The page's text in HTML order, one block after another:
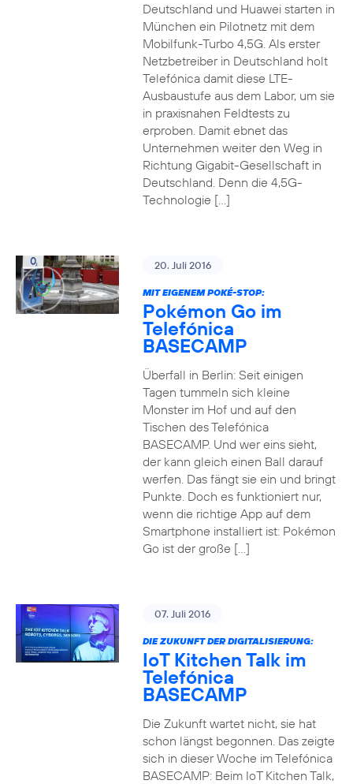
Deutschland und Huawei starten in
München ein Pilotnetz mit dem
Mobilfunk-Turbo 4,5G. Als erster
Netzbetreiber in Deutschland holt
Telefónica damit diese LTE-
Ausbaustufe aus dem Labor, um sie
in praxisnahen Feldtests zu
erproben. Damit ebnet das
Unternehmen weiter den Weg in
Richtung Gigabit-Gesellschaft in
Deutschland. Denn die 4,5G-
Technologie […]
20. Juli 2016
MIT EIGENEM POKÉ-STOP:
Pokémon Go im
Telefónica
BASECAMP
Überfall in Berlin: Seit einigen
Tagen tummeln sich kleine
Monster im Hof und auf den
Tischen des Telefónica
BASECAMP. Und wer eins sieht,
der kann gleich einen Ball darauf
werfen. Das fängt sie ein und bringt
Punkte. Doch es funktioniert nur,
wenn die richtige App auf dem
Smartphone installiert ist: Pokémon
Go ist der große […]
07. Juli 2016
DIE ZUKUNFT DER DIGITALISIERUNG:
IoT Kitchen Talk im
Telefónica
BASECAMP
Die Zukunft wartet nicht, sie hat
schon längst begonnen. Das zeigte
sich in dieser Woche im Telefónica
BASECAMP: Beim IoT Kitchen Talk,